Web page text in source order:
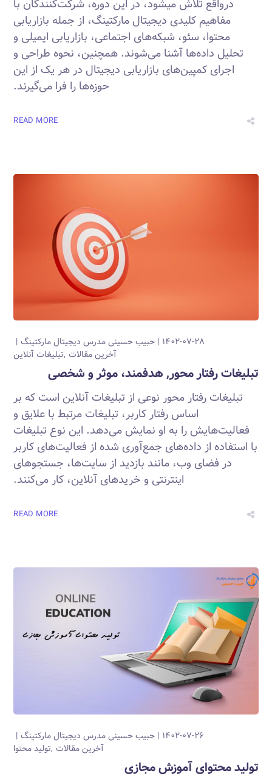
درواقع تلاش میشود، در این دوره، شرکت‌کنندگان با
مفاهیم کلیدی دیجیتال مارکتینگ، از جمله بازاریابی
محتوا، سئو، شبکه‌های اجتماعی، بازاریابی ایمیلی و
تحلیل داده‌ها آشنا می‌شوند. همچنین، نحوه طراحی و
اجرای کمپین‌های بازاریابی دیجیتال در هر یک از این
حوزه‌ها را فرا می‌گیرند.
READ MORE
۱۴۰۲-۰۷-۲۸ حبیب حسینیمدرس دیجیتال مارکتینگ
آخرین مقالات تبلیغات آنلاین
تبلیغات رفتار محور, هدفمند، موثر و شخصی
تبلیغات رفتار محور نوعی از تبلیغات آنلاین است که بر
اساس رفتار کاربر، تبلیغات مرتبط با علایق و
فعالیت‌هایش را به او نمایش می‌دهد. این نوع تبلیغات
با استفاده از داده‌های جمع‌آوری شده از فعالیت‌های کاربر
در فضای وب، مانند بازدید از سایت‌ها، جستجوهای
اینترنتی و خریدهای آنلاین، کار می‌کنند.
READ MORE
۱۴۰۲-۰۷-۲۶ حبیب حسینیمدرس دیجیتال مارکتینگ
آخرین مقالات تولید محتوا
تولید محتوای آموزش مجازی